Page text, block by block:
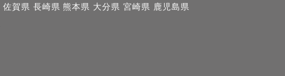
佐賀県 長崎県 熊本県 大分県 宮崎県 鹿児島県